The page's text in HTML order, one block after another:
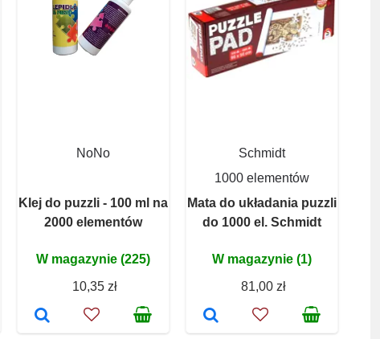
NoNo
Klej do puzzli - 100 ml na
2000 elementów
W magazynie (225)
10,35 zł
Schmidt
1000 elementów
Mata do układania puzzli
do 1000 el. Schmidt
W magazynie (1)
81,00 zł